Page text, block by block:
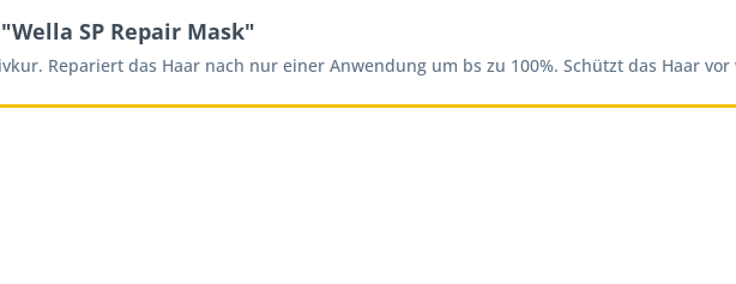
SP Repair Mask"
Repariert das Haar nach nur einer Anwendung um bs zu 100%. Schützt das Haar